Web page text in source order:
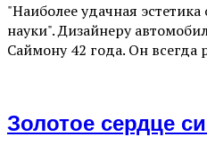
"Наиболее удачная
науки". Дизайнеру
Саймону 42 года. Он всегда
Золотое сердце